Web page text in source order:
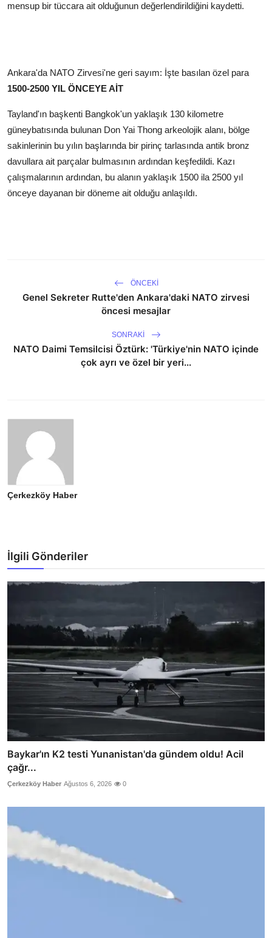
mensup bir tüccara ait olduğunun değerlendirildiğini kaydetti.
Ankara'da NATO Zirvesi'ne geri sayım: İşte basılan özel para
1500-2500 YIL ÖNCEYE AİT
Tayland'ın başkenti Bangkok'un yaklaşık 130 kilometre
güneybatısında bulunan Don Yai Thong arkeolojik alanı, bölge
sakinlerinin bu yılın başlarında bir pirinç tarlasında antik bronz
davullara ait parçalar bulmasının ardından keşfedildi. Kazı
çalışmalarının ardından, bu alanın yaklaşık 1500 ila 2500 yıl
önceye dayanan bir döneme ait olduğu anlaşıldı.
ÖNCEKI
Genel Sekreter Rutte'den Ankara'daki NATO zirvesi
öncesi mesajlar
SONRAKI
NATO Daimi Temsilcisi Öztürk: 'Türkiye'nin NATO içinde
çok ayrı ve özel bir yeri...
Çerkezköy Haber
İlgili Gönderiler
Baykar'ın K2 testi Yunanistan'da gündem oldu! Acil
çağr...
Çerkezköy Haber Ağustos 6, 2026 0